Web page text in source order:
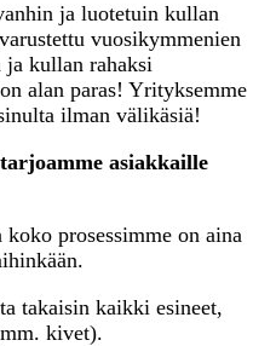
ja luotetuin kullan
vuosikymmenien
kullan rahaksi
alan paras! Yrityksemme
ilman välikäsiä!
asiakkaille
prosessimme on aina
takaisin kaikki esineet,
kivet).